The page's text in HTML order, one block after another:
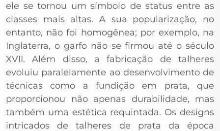
ele se tornou um símbolo de status entre as
classes mais altas. A sua popularização, no
entanto, não foi homogênea; por exemplo, na
Inglaterra, o garfo não se firmou até o século
XVII. Além disso, a fabricação de talheres
evoluiu paralelamente ao desenvolvimento de
técnicas como a fundição em prata, que
proporcionou não apenas durabilidade, mas
também uma estética requintada. Os designs
intricados de talheres de prata da época